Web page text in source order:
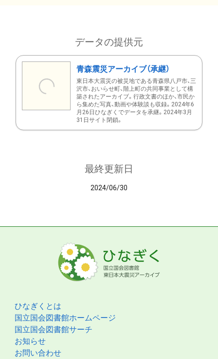
データの提供元
青森震災アーカイブ（承継）
東日本大震災の被災地である青森県八戸市、三
沢市、おいらせ町、階上町の共同事業として構
築されたアーカイブ。行政文書のほか、市民か
ら集めた写真、動画や体験談も収録。2024年6
月26日ひなぎくでデータを承継。2024年3月
31日サイト閉鎖。
最終更新日
2024/06/30
ひなぎくとは
国立国会図書館ホームページ
国立国会図書館サーチ
お知らせ
お問い合わせ